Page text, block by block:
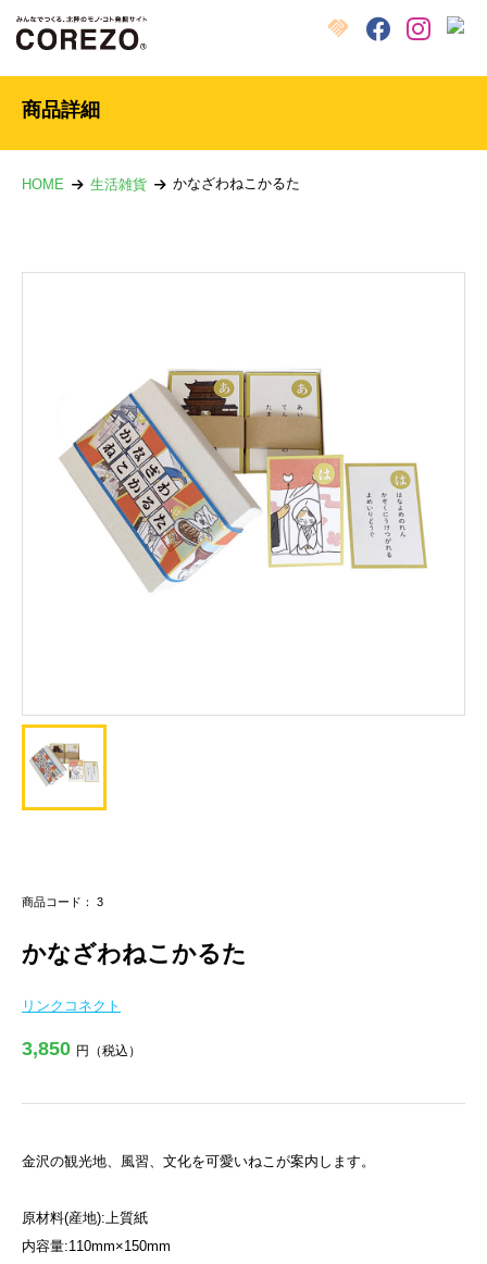
クラウドファンディング
FacebookInstagram
X
商品詳細
HOME 生活雑貨 かなざわねこかるた
商品コード： 3
かなざわねこかるた
リンクコネクト
3,850 円（税込）
金沢の観光地、風習、文化を可愛いねこが案内します。
原材料(産地):上質紙
内容量:110mm×150mm